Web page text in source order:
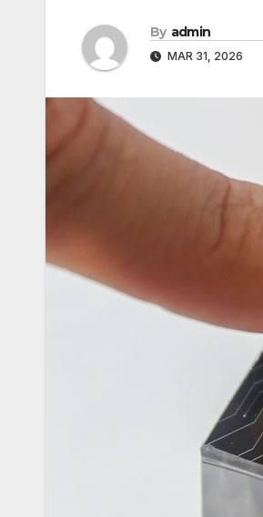
By admin
MAR 31, 2026